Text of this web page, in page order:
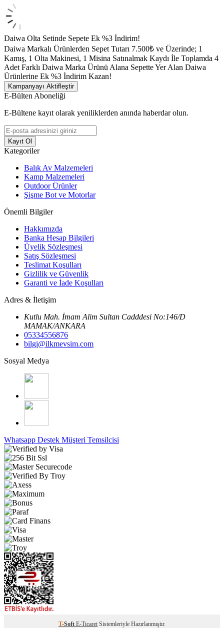
Daiwa Olta Setinde Sepete Ek %3 İndirim!
Daiwa Markalı Ürünlerden Sepet Tutarı 7.500₺ ve Üzerinde; 1
Kamış, 1 Olta Makinesi, 1 Misina Satınalmak Kaydı İle Toplamda 4
Adet Farklı Daiwa Marka Ürünü Alana Sepette Yer Alan Daiwa
Ürünlerine Ek %3 İndirim Kazan!
Kampanyayı Aktifleştir
E-Bülten Aboneliği
E-Bültene kayıt olarak yeniliklerden anında haberdar olun.
Kayıt Ol
Kategoriler
Balık Av Malzemeleri
Kamp Malzemeleri
Outdoor Ürünler
Şişme Bot ve Motorlar
Önemli Bilgiler
Hakkımızda
Banka Hesap Bilgileri
Üyelik Sözleşmesi
Satış Sözleşmesi
Teslimat Koşulları
Gizlilik ve Güvenlik
Garanti ve İade Koşulları
Adres & İletişim
Kutlu Mah. İmam Alim Sultan Cadddesi No:146/D
MAMAK/ANKARA
05334556876
bilgi@ilkmevsim.com
Sosyal Medya
Whatsapp Destek Müşteri Temsilcisi
T-Soft E-Ticaret Sistemleriyle Hazırlanmıştır.